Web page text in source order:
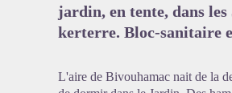
jardin, en tente, dans les
kerterre. Bloc-sanitaire
L'aire de Bivouhamac nait de la